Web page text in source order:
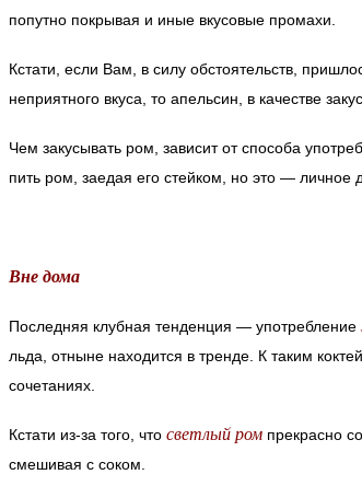
попутно покрывая и иные вкусовые промахи.
Кстати, если Вам, в силу обстоятельств,
неприятного вкуса, то апельсин, в качестве
Чем закусывать ром, зависит от способа
пить ром, заедая его стейком, но это — личное
Вне дома
Последняя клубная тенденция — употребление
льда, отныне находится в тренде. К таким
сочетаниях.
Кстати из-за того, что светлый ром прекрасно
смешивая с соком.